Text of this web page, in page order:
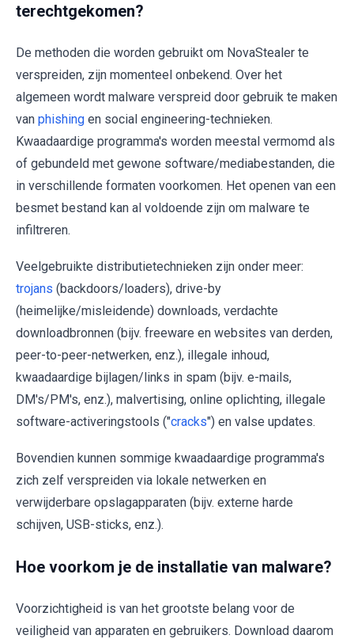
terechtgekomen?
De methoden die worden gebruikt om NovaStealer te
verspreiden, zijn momenteel onbekend. Over het
algemeen wordt malware verspreid door gebruik te maken
van phishing en social engineering-technieken.
Kwaadaardige programma's worden meestal vermomd als
of gebundeld met gewone software/mediabestanden, die
in verschillende formaten voorkomen. Het openen van een
besmet bestand kan al voldoende zijn om malware te
infiltreren.
Veelgebruikte distributietechnieken zijn onder meer:
trojans (backdoors/loaders), drive-by
(heimelijke/misleidende) downloads, verdachte
downloadbronnen (bijv. freeware en websites van derden,
peer-to-peer-netwerken, enz.), illegale inhoud,
kwaadaardige bijlagen/links in spam (bijv. e-mails,
DM's/PM's, enz.), malvertising, online oplichting, illegale
software-activeringstools ("cracks") en valse updates.
Bovendien kunnen sommige kwaadaardige programma's
zich zelf verspreiden via lokale netwerken en
verwijderbare opslagapparaten (bijv. externe harde
schijven, USB-sticks, enz.).
Hoe voorkom je de installatie van malware?
Voorzichtigheid is van het grootste belang voor de
veiligheid van apparaten en gebruikers. Download daarom